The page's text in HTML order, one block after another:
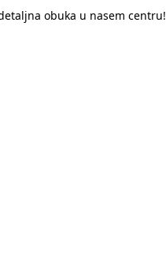
obuka u nasem centru!